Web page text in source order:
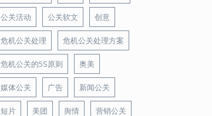
公关活动 公关软文 创意
危机公关处理 危机公关处理方案
危机公关的5S原则 奥美
媒体公关 广告 新闻公关
短片 美团 舆情 营销公关